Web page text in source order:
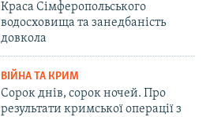
Краса Сімферопольського
водосховища та занедбаність
довкола
ВІЙНА ТА КРИМ
Сорок днів, сорок ночей. Про
результати кримської операції з